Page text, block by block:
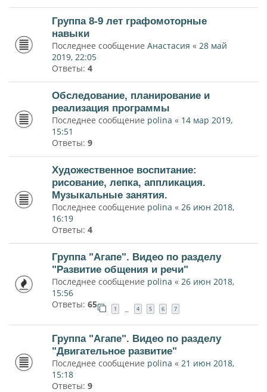
Группа 8-9 лет графомоторные
навыки
Последнее сообщение Анастасия « 28 май
2019, 22:05
Ответы: 4
Обследование, планирование и
реализация программы
Последнее сообщение polina « 14 мар 2019,
15:51
Ответы: 9
Художественное воспитание:
рисование, лепка, аппликация.
Музыкальные занятия.
Последнее сообщение polina « 26 июн 2018,
16:19
Ответы: 4
Группа "Агапе". Видео по разделу
"Развитие общения и речи"
Последнее сообщение polina « 26 июн 2018,
15:56
Ответы: 65 1 4 5 6 7
Группа "Агапе". Видео по разделу
"Двигательное развитие"
Последнее сообщение polina « 21 июн 2018,
15:18
Ответы: 9